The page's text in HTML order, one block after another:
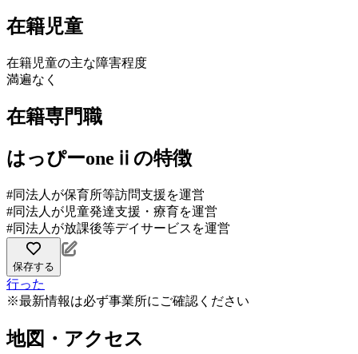
在籍児童
在籍児童の主な障害程度
満遍なく
在籍専門職
はっぴーoneⅱの特徴
#同法人が保育所等訪問支援を運営
#同法人が児童発達支援・療育を運営
#同法人が放課後等デイサービスを運営
保存する
行った
※最新情報は必ず事業所にご確認ください
地図・アクセス